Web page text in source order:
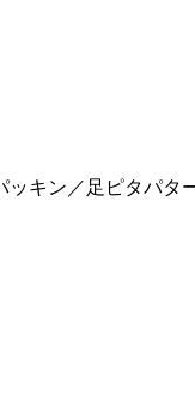
キン／足ピタパ